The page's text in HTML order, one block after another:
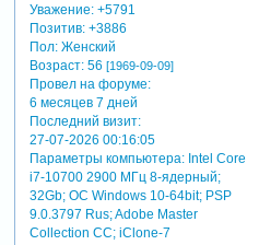
Уважение: +5791
Позитив: +3886
Пол:Женский
Возраст:56 [1969-09-09]
Провел на форуме:
6 месяцев 7 дней
Последний визит:
27-07-2026 00:16:05
Параметры компьютера:Intel Core
i7-10700 2900 МГц 8-ядерный;
32Gb; ОС Windows 10-64bit; PSP
9.0.3797 Rus; Adobe Master
Collection СС; iClone-7